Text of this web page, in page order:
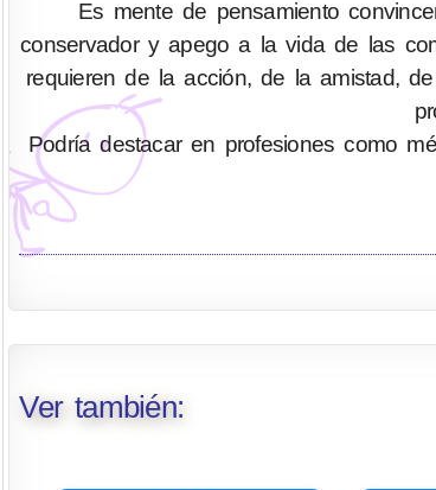
Es mente de pensamiento
conservador y apego a la vida de las
requieren de la acción, de la amistad,
Podría destacar en profesiones como
Ver también: